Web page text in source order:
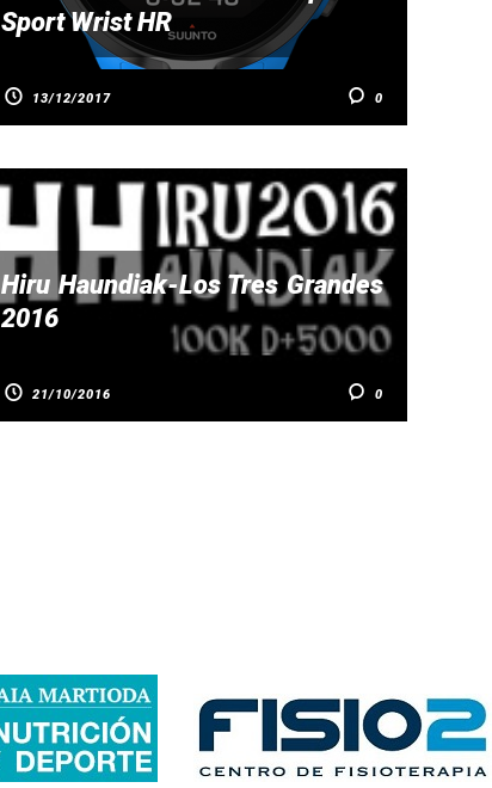
Sport Wrist HR
13/12/2017 0
Hiru Haundiak-Los Tres Grandes
2016
21/10/2016 0